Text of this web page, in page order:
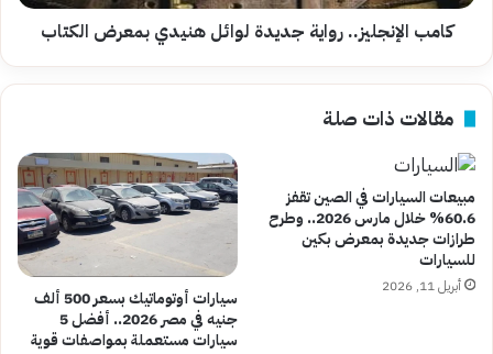
كامب الإنجليز.. رواية جديدة لوائل هنيدي بمعرض الكتاب
مقالات ذات صلة
مبيعات السيارات في الصين تقفز
60.6% خلال مارس 2026.. وطرح
طرازات جديدة بمعرض بكين
للسيارات
أبريل 11, 2026
سيارات أوتوماتيك بسعر 500 ألف
جنيه في مصر 2026.. أفضل 5
سيارات مستعملة بمواصفات قوية